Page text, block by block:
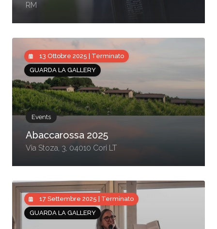
RM
13 Ottobre 2025 | Terminato
GUARDA LA GALLERY
Events
Abaccarossa 2025
Via Stoza, 3, 04010 Cori LT
17 Settembre 2025 | Terminato
GUARDA LA GALLERY